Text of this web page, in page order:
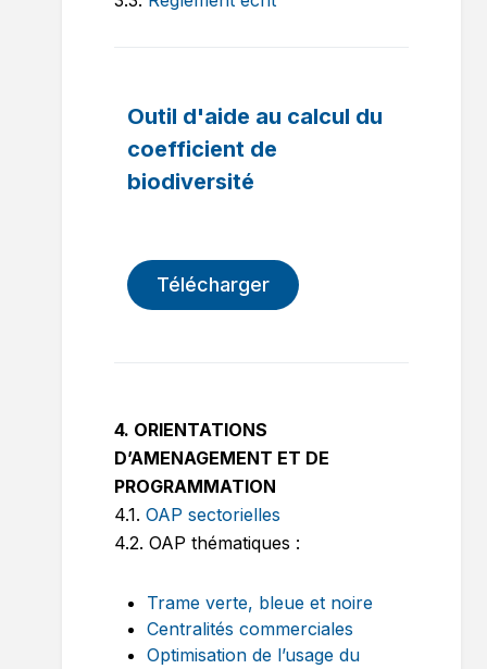
Outil d'aide au calcul du
coefficient de
biodiversité
Télécharger
4. ORIENTATIONS
D’AMENAGEMENT ET DE
PROGRAMMATION
4.1. OAP sectorielles
4.2. OAP thématiques :
Trame verte, bleue et noire
Centralités commerciales
Optimisation de l’usage du